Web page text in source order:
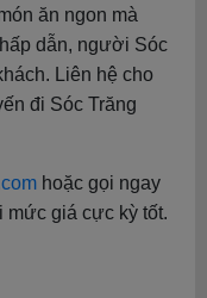
ăn ngon mà
dẫn, người Sóc
Liên hệ cho
đi Sóc Trăng
hoặc gọi ngay
mức giá cực kỳ tốt.